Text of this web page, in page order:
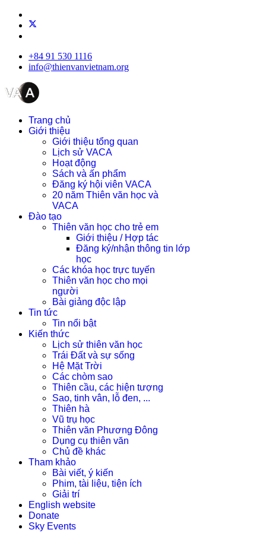
+84 91 530 1116
info@thienvanvietnam.org
Trang chủ
Giới thiệu
Giới thiệu tổng quan
Lịch sử VACA
Hoạt động
Sách và ấn phẩm
Đăng ký hội viên VACA
20 năm Thiên văn học và
VACA
Đào tạo
Thiên văn học cho trẻ em
Giới thiệu / Hợp tác
Đăng ký/nhận thông tin lớp
học
Các khóa học trực tuyến
Thiên văn học cho mọi
người
Bài giảng độc lập
Tin tức
Tin nổi bật
Kiến thức
Lịch sử thiên văn học
Trái Đất và sự sống
Hệ Mặt Trời
Các chòm sao
Thiên cầu, các hiện tượng
Sao, tinh vân, lỗ đen, ...
Thiên hà
Vũ trụ học
Thiên văn Phương Đông
Dụng cụ thiên văn
Chủ đề khác
Tham khảo
Bài viết, ý kiến
Phim, tài liệu, tiện ích
Giải trí
English website
Donate
Sky Events